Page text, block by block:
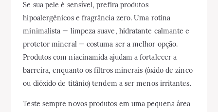
Se sua pele é sensível, prefira produtos
hipoalergênicos e fragrância zero. Uma rotina
minimalista — limpeza suave, hidratante calmante e
protetor mineral — costuma ser a melhor opção.
Produtos com niacinamida ajudam a fortalecer a
barreira, enquanto os filtros minerais (óxido de zinco
ou dióxido de titânio) tendem a ser menos irritantes.
Teste sempre novos produtos em uma pequena área